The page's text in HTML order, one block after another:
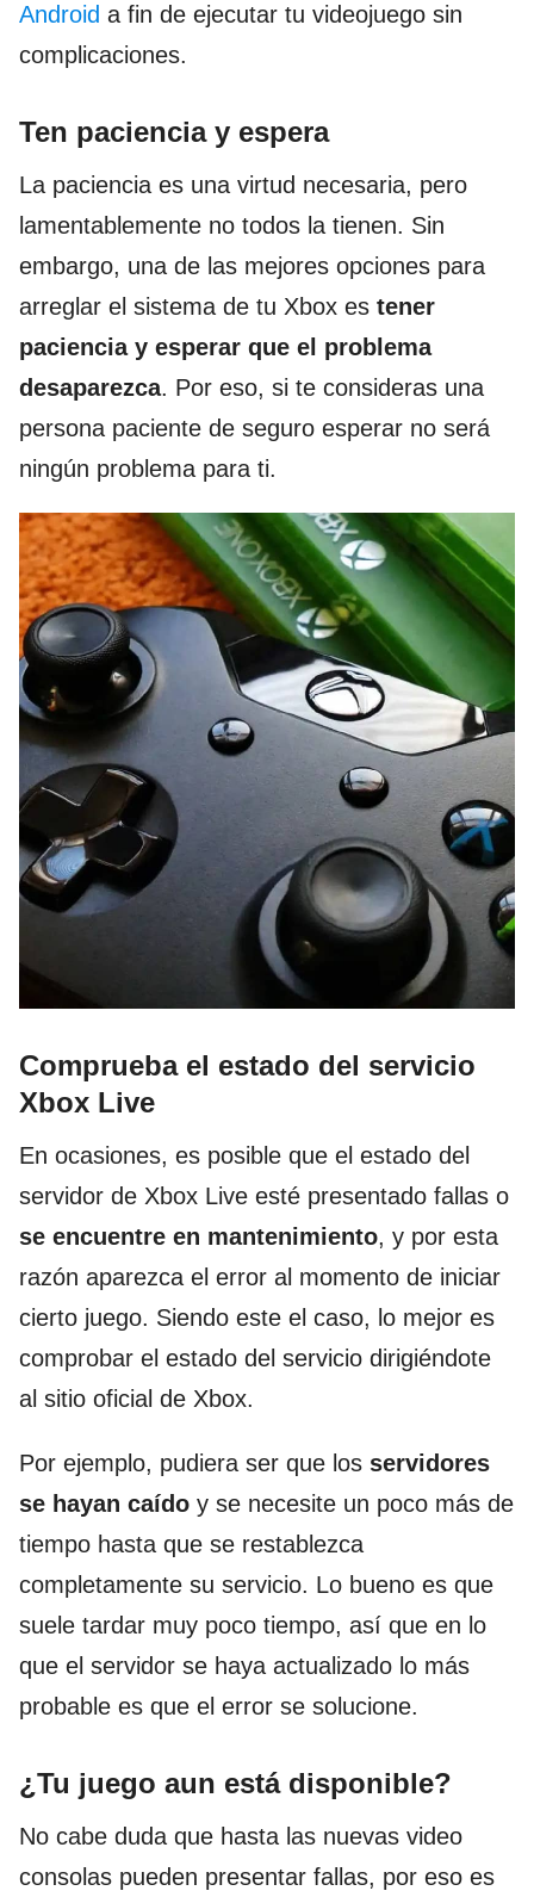
Android a fin de ejecutar tu videojuego sin
complicaciones.
Ten paciencia y espera
La paciencia es una virtud necesaria, pero
lamentablemente no todos la tienen. Sin
embargo, una de las mejores opciones para
arreglar el sistema de tu Xbox es tener
paciencia y esperar que el problema
desaparezca. Por eso, si te consideras una
persona paciente de seguro esperar no será
ningún problema para ti.
Comprueba el estado del servicio
Xbox Live
En ocasiones, es posible que el estado del
servidor de Xbox Live esté presentado fallas o
se encuentre en mantenimiento, y por esta
razón aparezca el error al momento de iniciar
cierto juego. Siendo este el caso, lo mejor es
comprobar el estado del servicio dirigiéndote
al sitio oficial de Xbox.
Por ejemplo, pudiera ser que los servidores
se hayan caído y se necesite un poco más de
tiempo hasta que se restablezca
completamente su servicio. Lo bueno es que
suele tardar muy poco tiempo, así que en lo
que el servidor se haya actualizado lo más
probable es que el error se solucione.
¿Tu juego aun está disponible?
No cabe duda que hasta las nuevas video
consolas pueden presentar fallas, por eso es